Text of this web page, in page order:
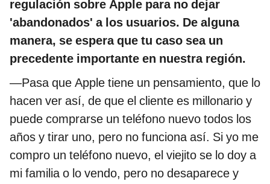
regulación sobre Apple para no dejar
'abandonados' a los usuarios. De alguna
manera, se espera que tu caso sea un
precedente importante en nuestra región.
—Pasa que Apple tiene un pensamiento, que lo
hacen ver así, de que el cliente es millonario y
puede comprarse un teléfono nuevo todos los
años y tirar uno, pero no funciona así. Si yo me
compro un teléfono nuevo, el viejito se lo doy a
mi familia o lo vendo, pero no desaparece y